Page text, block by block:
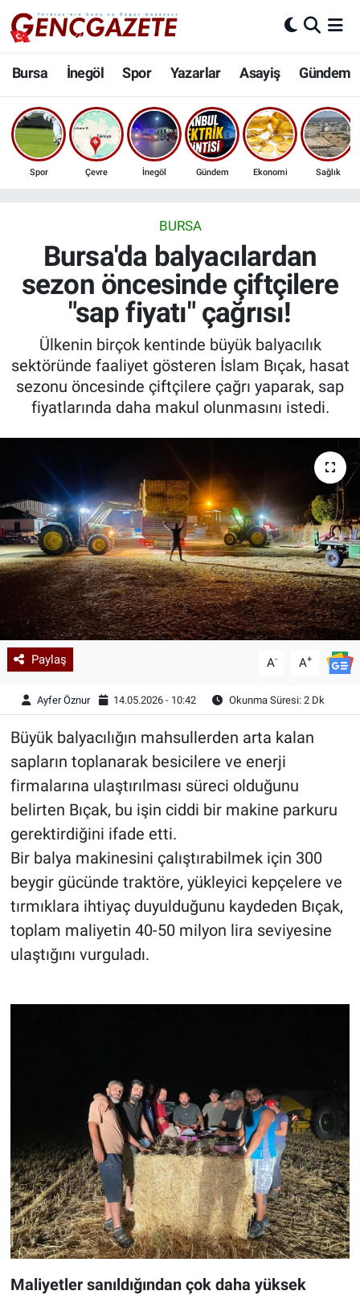
Bursa İnegöl Spor Yazarlar Asayiş Gündem
Spor Çevre İnegöl Gündem Ekonomi Sağlık
BURSA
Bursa'da balyacılardan
sezon öncesinde çiftçilere
"sap fiyatı" çağrısı!
Ülkenin birçok kentinde büyük balyacılık
sektöründe faaliyet gösteren İslam Bıçak, hasat
sezonu öncesinde çiftçilere çağrı yaparak, sap
fiyatlarında daha makul olunmasını istedi.
Paylaş A- A+
Ayfer Öznur 14.05.2026 - 10:42 Okunma Süresi: 2 Dk
Büyük balyacılığın mahsullerden arta kalan
sapların toplanarak besicilere ve enerji
firmalarına ulaştırılması süreci olduğunu
belirten Bıçak, bu işin ciddi bir makine parkuru
gerektirdiğini ifade etti.
Bir balya makinesini çalıştırabilmek için 300
beygir gücünde traktöre, yükleyici kepçelere ve
tırmıklara ihtiyaç duyulduğunu kaydeden Bıçak,
toplam maliyetin 40-50 milyon lira seviyesine
ulaştığını vurguladı.
Maliyetler sanıldığından çok daha yüksek
Bursa
İnegöl
3.SAYFA
Ekonomi
Güncel
İnanç
Kadın & Aile
Sağlık
Siyaset
Teknoloji
Yazarlar
Astroloji-Rüya
Nöbetçi Eczaneler
Hava Durumu
Trafik Durumu
Son Dakika Haberleri
Haber Arşivi